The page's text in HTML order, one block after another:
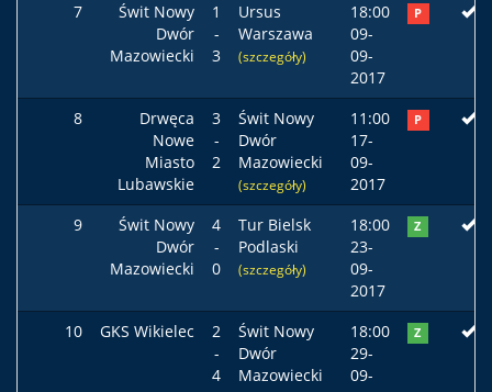
7
Świt Nowy
Dwór
Mazowiecki
1
-
3
Ursus
Warszawa
(szczegóły)
18:00
09-
09-
2017
P
8
Drwęca
Nowe
Miasto
Lubawskie
3
-
2
Świt Nowy
Dwór
Mazowiecki
(szczegóły)
11:00
17-
09-
2017
P
9
Świt Nowy
Dwór
Mazowiecki
4
-
0
Tur Bielsk
Podlaski
(szczegóły)
18:00
23-
09-
2017
Z
10 GKS Wikielec
2
-
4
Świt Nowy
Dwór
Mazowiecki
18:00
29-
09-
Z